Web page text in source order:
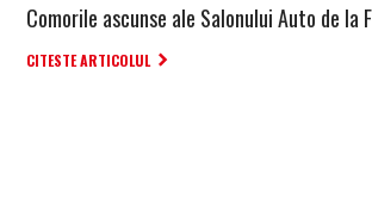
Comorile ascunse ale Salonului Auto de la
CITESTE ARTICOLUL